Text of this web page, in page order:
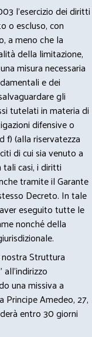
l’esercizio dei diritti
o escluso, con
a meno che la
della limitazione,
misura necessaria
e dei
gli
tutelati in materia di
difensive o
f) (alla riservatezza
di cui sia venuto a
casi, i diritti
tramite il Garante
Decreto. In tale
eseguito tutte le
nonché della
Struttura
una missiva a
Amedeo, 27,
entro 30 giorni